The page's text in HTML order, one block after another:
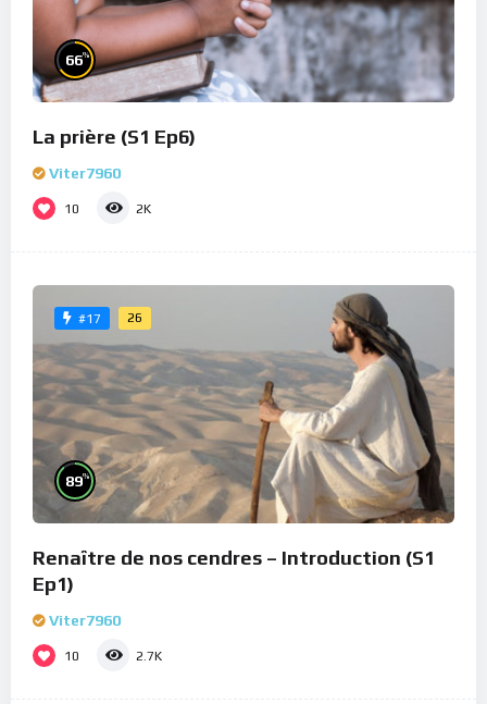
66%
La prière (S1 Ep6)
Viter7960
10 2K
#17 26
89%
Renaître de nos cendres – Introduction (S1
Ep1)
Viter7960
10 2.7K